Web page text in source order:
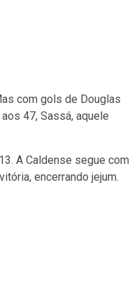
com gols de Douglas
47, Sassá, aquele
A Caldense segue com
encerrando jejum.